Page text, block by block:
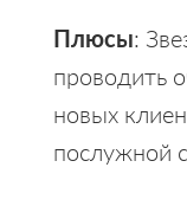
Плюсы:
проводить
новых
послужной